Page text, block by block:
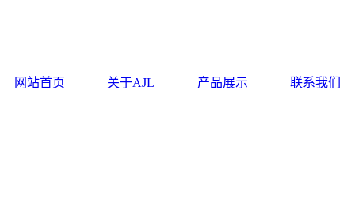
网站首页 关于AJL 产品展示 联系我们